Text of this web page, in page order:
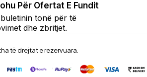
Për Ofertat E Fundit
tonë për të
dhe zbritjet.
të drejtat e rezervuara.